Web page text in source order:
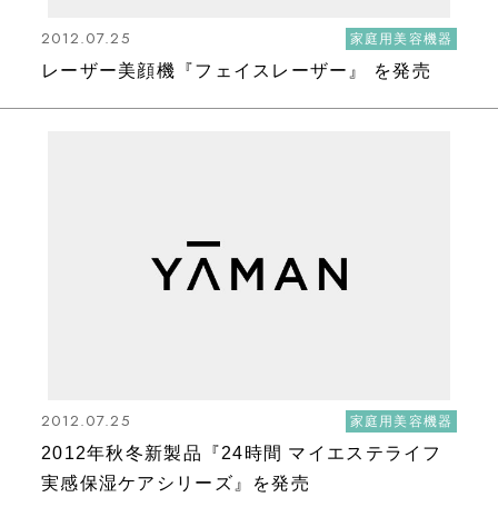
2012.07.25 家庭用美容機器
レーザー美顔機『フェイスレーザー』 を発売
2012.07.25 家庭用美容機器
2012年秋冬新製品『24時間 マイエステライフ
実感保湿ケアシリーズ』を発売